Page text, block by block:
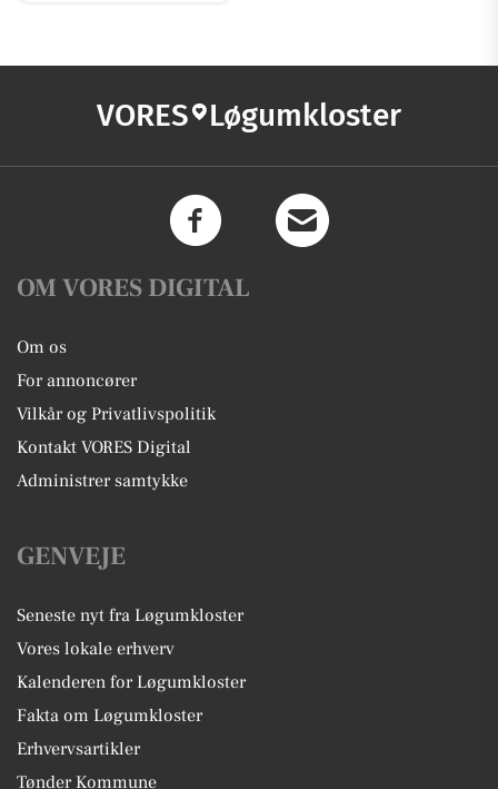
VORES Løgumkloster
OM VORES DIGITAL
Om os
For annoncører
Vilkår og Privatlivspolitik
Kontakt VORES Digital
Administrer samtykke
GENVEJE
Seneste nyt fra Løgumkloster
Vores lokale erhverv
Kalenderen for Løgumkloster
Fakta om Løgumkloster
Erhvervsartikler
Tønder Kommune